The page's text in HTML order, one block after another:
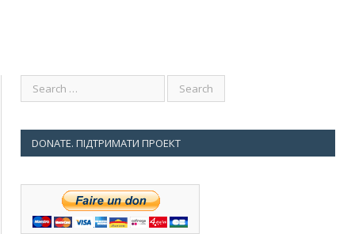
DONATE. ПІДТРИМАТИ ПРОЕКТ